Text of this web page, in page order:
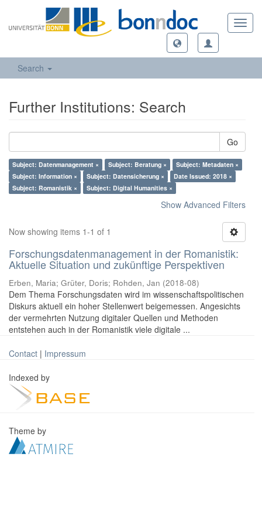
Search
Further Institutions: Search
Go
Subject: Datenmanagement × Subject: Beratung ×
Subject: Metadaten ×
Subject: Information ×
Subject: Datensicherung ×
Date Issued: 2018 ×
Subject: Romanistik ×
Subject: Digital Humanities ×
Show Advanced Filters
Now showing items 1-1 of 1
Forschungsdatenmanagement in der Romanistik:
Aktuelle Situation und zukünftige Perspektiven
Erben, Maria; Grüter, Doris; Rohden, Jan (2018-08)
Dem Thema Forschungsdaten wird im wissenschaftspolitischen
Diskurs aktuell ein hoher Stellenwert beigemessen. Angesichts
der vermehrten Nutzung digitaler Quellen und Methoden
entstehen auch in der Romanistik viele digitale ...
Contact | Impressum
Indexed by
Theme by